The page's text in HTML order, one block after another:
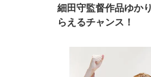
細田守監督作品ゆか
らえるチャンス！